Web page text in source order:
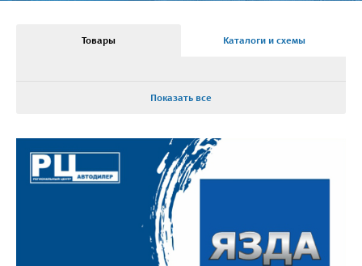
Товары Каталоги и схемы
Показать все